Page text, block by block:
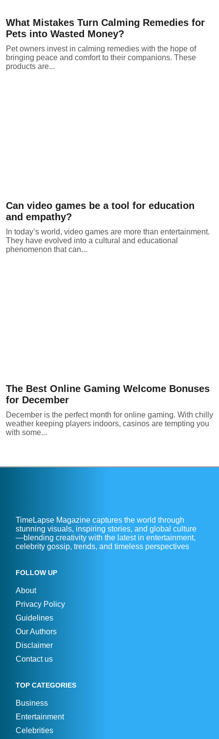
What Mistakes Turn Calming Remedies for
Pets into Wasted Money?
Pet owners invest in calming remedies with the hope of
bringing peace and comfort to their companions. These
products are...
Can video games be a tool for education
and empathy?
In today’s world, video games are more than entertainment.
They have evolved into a cultural and educational
phenomenon that can...
The Best Online Gaming Welcome Bonuses
for December
December is the perfect month for online gaming. With chilly
weather keeping players indoors, casinos are tempting you
with some...
TimeLapse Magazine captures the world through
stunning visuals, inspiring stories, and global culture
—blending creativity with the latest in entertainment,
celebrity gossip, trends, and timeless perspectives
FOLLOW UP
About
Privacy Policy
Guidelines
Our Authors
Disclaimer
Contact us
TOP CATEGORIES
Business
Entertainment
Celebrities